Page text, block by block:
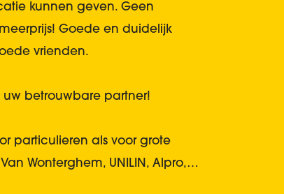
kunnen geven. Geen
Goede en duidelijk
vrienden.
uw betrouwbare partner!
particulieren als voor grote
Wonterghem, UNILIN, Alpro,…